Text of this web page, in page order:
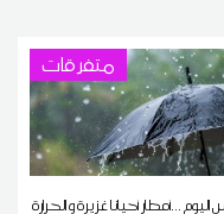
متفرقات
...أمطار أحيانا غزيرة و الحرارة